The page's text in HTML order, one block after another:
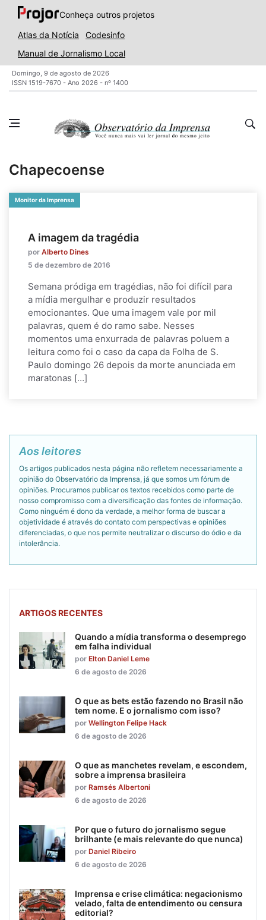
Conheça outros projetos
Atlas da Notícia
Codesinfo
Manual de Jornalismo Local
Domingo, 9 de agosto de 2026
ISSN 1519-7670 - Ano 2026 - nº 1400
Chapecoense
Monitor da Imprensa
A imagem da tragédia
por Alberto Dines
5 de dezembro de 2016
Semana pródiga em tragédias, não foi difícil para
a mídia mergulhar e produzir resultados
emocionantes. Que uma imagem vale por mil
palavras, quem é do ramo sabe. Nesses
momentos uma enxurrada de palavras poluem a
leitura como foi o caso da capa da Folha de S.
Paulo domingo 26 depois da morte anunciada em
maratonas […]
Aos leitores
Os artigos publicados nesta página não refletem necessariamente a
opinião do Observatório da Imprensa, já que somos um fórum de
opiniões. Procuramos publicar os textos recebidos como parte de
nosso compromisso com a diversificação das fontes de informação.
Como ninguém é dono da verdade, a melhor forma de buscar a
objetividade é através do contato com perspectivas e opiniões
diferenciadas, o que nos permite neutralizar o discurso do ódio e da
intolerância.
ARTIGOS RECENTES
Quando a mídia transforma o desemprego
em falha individual
por Elton Daniel Leme
6 de agosto de 2026
O que as bets estão fazendo no Brasil não
tem nome. E o jornalismo com isso?
por Wellington Felipe Hack
6 de agosto de 2026
O que as manchetes revelam, e escondem,
sobre a imprensa brasileira
por Ramsés Albertoni
6 de agosto de 2026
Por que o futuro do jornalismo segue
brilhante (e mais relevante do que nunca)
por Daniel Ribeiro
6 de agosto de 2026
Imprensa e crise climática: negacionismo
velado, falta de entendimento ou censura
editorial?